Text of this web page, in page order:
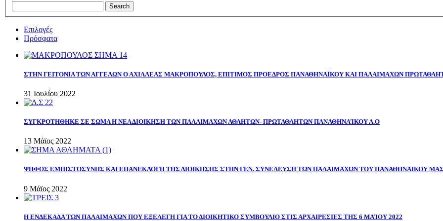
Επιλογές
Πρόσφατα
ΣΤΗΝ ΓΕΙΤΟΝΙΑ ΤΩΝ ΑΓΓΕΛΩΝ Ο ΑΧΙΛΛΕΑΣ ΜΑΚΡΟΠΟΥΛΟΣ, ΕΠΙΤΙΜΟΣ ΠΡΟΕΔΡΟΣ ΠΑΝΑΘΗΝΑΪΚΟΥ ΚΑΙ ΠΑΛΑΙΜΑΧΩΝ
31 Ιουλίου 2022
ΣΥΓΚΡΟΤΗΘΗΚΕ ΣΕ ΣΩΜΑ Η ΝΕΑ ΔΙΟΙΚΗΣΗ ΤΩΝ ΠΑΛΑΙΜΑΧΩΝ ΑΘΛΗΤΩΝ- ΠΡΩΤΑΘΛΗΤΩΝ ΠΑΝΑΘΗΝΑΊΚΟΥ Α.Ο
13 Μάϊος 2022
ΨΗΦΟΣ ΕΜΠΙΣΤΟΣΥΝΗΣ ΚΑΙ ΕΠΑΝΕΚΛΟΓΗ ΤΗΣ ΔΙΟΙΚΗΣΗΣ ΣΤΗΝ ΓΕΝ. ΣΥΝΕΛΕΥΣΗ ΤΩΝ ΠΑΛΑΙΜΑΧΩΝ ΤΟΥ ΠΑΝΑΘΗΝΑΙΚΟΥ ΜΑΣ
9 Μάϊος 2022
Η ΕΝΔΕΚΑΔΑ ΤΩΝ ΠΑΛΑΙΜΑΧΩΝ ΠΟΥ ΕΞΕΛΕΓΗ ΓΙΑ ΤΟ ΔΙΟΙΚΗΤΙΚΟ ΣΥΜΒΟΥΛΙΟ ΣΤΙΣ ΑΡΧΑΙΡΕΣΙΕΣ ΤΗΣ 6 ΜΑΊΟΥ 2022